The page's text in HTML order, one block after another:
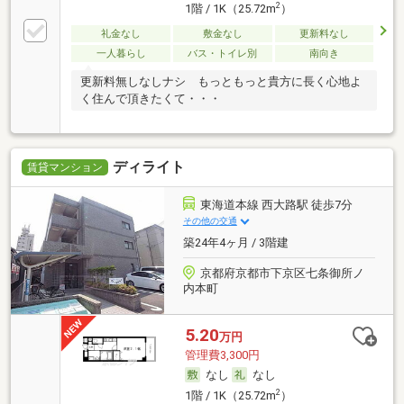
1階 / 1K（25.72m2）
礼金なし 敷金なし
更新料なし
一人暮らし
バス・トイレ別 南向き
更新料無しなしナシ もっともっと貴方に長く心地よ
く住んで頂きたくて・・・
賃貸マンション ディライト
東海道本線 西大路駅 徒歩7分
その他の交通
築24年4ヶ月 / 3階建
京都府京都市下京区七条御所ノ
内本町
5.20万円
管理費3,300円
なし
なし
1階 / 1K（25.72m2）